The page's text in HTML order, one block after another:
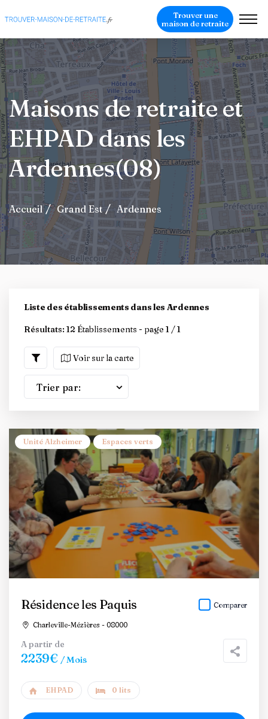
Trouver une
maison de retraite
Maisons de retraite et
EHPAD dans les
Ardennes(08)
Accueil Grand Est Ardennes
Liste des établissements dans les Ardennes
Résultats: 12 Établissements - page 1 / 1
Voir sur la carte
Trier par:
Unité Alzheimer Espaces verts
Résidence les Paquis
Charleville-Mézières - 08000
Comparer
A partir de
2239€ / Mois
EHPAD 0 lits